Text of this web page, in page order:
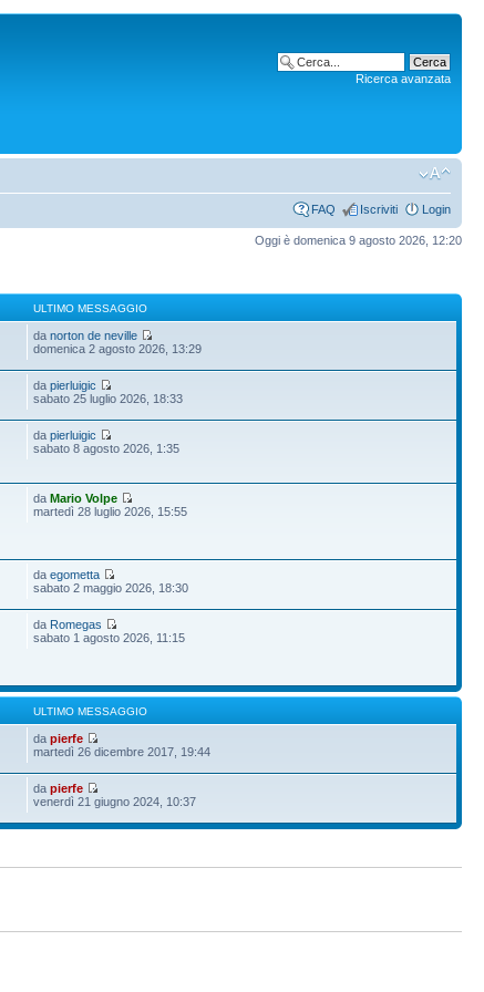
Ricerca avanzata
FAQ Iscriviti Login
Oggi è domenica 9 agosto 2026, 12:20
ULTIMO MESSAGGIO
danorton de neville
domenica 2 agosto 2026, 13:29
dapierluigic
sabato 25 luglio 2026, 18:33
dapierluigic
sabato 8 agosto 2026, 1:35
daMario Volpe
martedì 28 luglio 2026, 15:55
daegometta
sabato 2 maggio 2026, 18:30
da Romegas
sabato 1 agosto 2026, 11:15
ULTIMO MESSAGGIO
dapierfe
martedì 26 dicembre 2017, 19:44
dapierfe
venerdì 21 giugno 2024, 10:37